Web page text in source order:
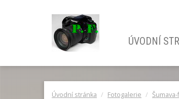
ÚVODNÍ
Úvodní stránka Fotogalerie